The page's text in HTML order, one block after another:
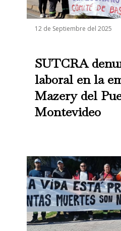
12 de Septiembre del 2025
SUTCRA
laboral en la
Mazery del
Montevideo